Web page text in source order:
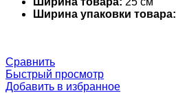
Ширина упаковки товара:
Сравнить
Быстрый просмотр
Добавить в избранное